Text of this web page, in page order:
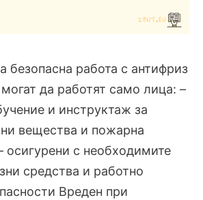
безопасна работа с антифриз
да работят само лица: –
и инструктаж за
вещества и пожарна
осигурени с необходимите
средства и работно
Вреден при